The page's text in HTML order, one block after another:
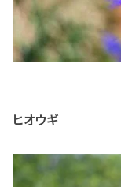
ヒオウギ